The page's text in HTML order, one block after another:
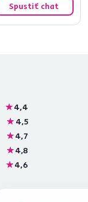
Spustiť chat
4,4
4,5
4,7
4,8
4,6